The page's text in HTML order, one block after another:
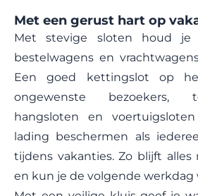
Met een gerust hart op
Met stevige sloten houd je
bestelwagens en
Een goed kettingslot op
ongewenste bezoekers,
hangsloten en
lading beschermen als
tijdens vakanties. Zo blijft alles
en kun je de volgende werkdag